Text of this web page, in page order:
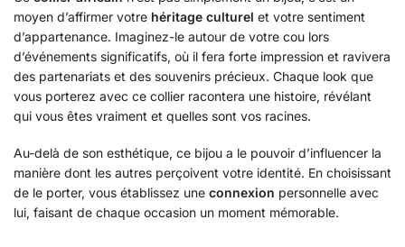
moyen d’affirmer votre héritage culturel et votre sentiment
d’appartenance. Imaginez-le autour de votre cou lors
d’événements significatifs, où il fera forte impression et ravivera
des partenariats et des souvenirs précieux. Chaque look que
vous porterez avec ce collier racontera une histoire, révélant
qui vous êtes vraiment et quelles sont vos racines.
Au-delà de son esthétique, ce bijou a le pouvoir d’influencer la
manière dont les autres perçoivent votre identité. En choisissant
de le porter, vous établissez une connexion personnelle avec
lui, faisant de chaque occasion un moment mémorable.